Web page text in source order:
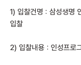
1) 입찰건명 : 삼성생명
입찰
2) 입찰내용 : 인성프로